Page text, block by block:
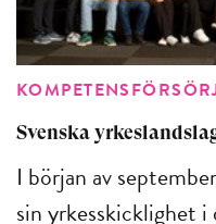
Svenska
I början av
sin yrkesskicklighet i